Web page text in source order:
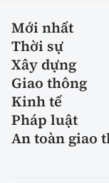
Mới nhất
Thời sự
Xây dựng
Giao thông
Kinh tế
Pháp luật
An toàn giao